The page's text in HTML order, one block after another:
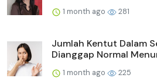
1 month ago 281
Jumlah Kentut Dalam
Dianggap Normal
1 month ago 225